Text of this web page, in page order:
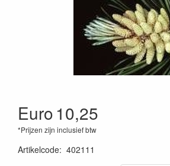
Euro10,25
*Prijzen zijn inclusief btw
Artikelcode: 402111